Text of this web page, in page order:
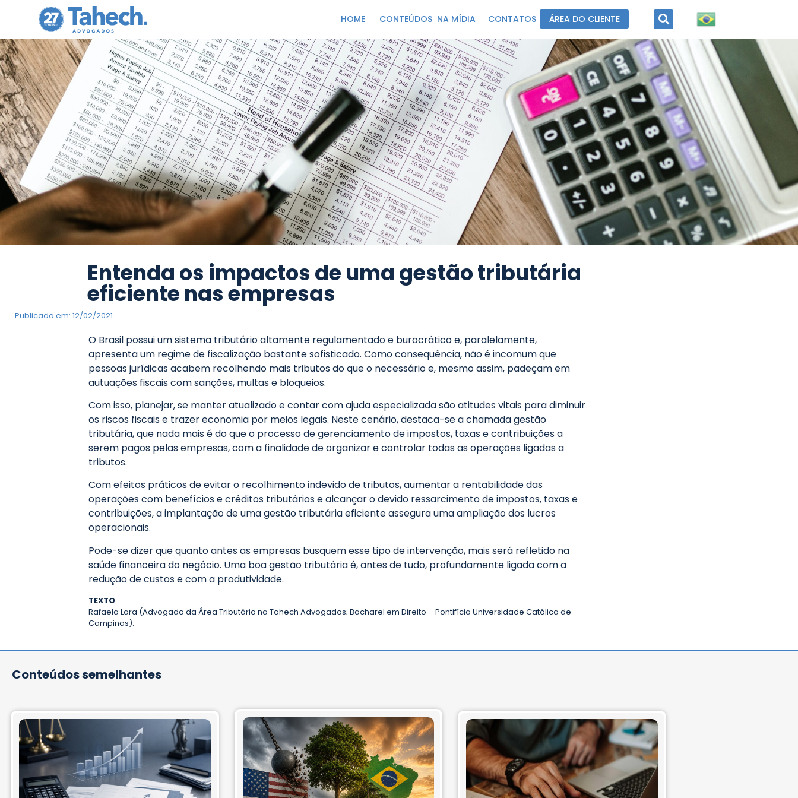
HOME CONTEÚDOS NA MÍDIA CONTATOS ÁREA DO CLIENTE
Entenda os impactos de uma gestão tributária
eficiente nas empresas
Publicado em: 12/02/2021
O Brasil possui um sistema tributário altamente regulamentado e burocrático e, paralelamente,
apresenta um regime de fiscalização bastante sofisticado. Como consequência, não é incomum que
pessoas jurídicas acabem recolhendo mais tributos do que o necessário e, mesmo assim, padeçam em
autuações fiscais com sanções, multas e bloqueios.
Com isso, planejar, se manter atualizado e contar com ajuda especializada são atitudes vitais para diminuir
os riscos fiscais e trazer economia por meios legais. Neste cenário, destaca-se a chamada gestão
tributária, que nada mais é do que o processo de gerenciamento de impostos, taxas e contribuições a
serem pagos pelas empresas, com a finalidade de organizar e controlar todas as operações ligadas a
tributos.
Com efeitos práticos de evitar o recolhimento indevido de tributos, aumentar a rentabilidade das
operações com benefícios e créditos tributários e alcançar o devido ressarcimento de impostos, taxas e
contribuições, a implantação de uma gestão tributária eficiente assegura uma ampliação dos lucros
operacionais.
Pode-se dizer que quanto antes as empresas busquem esse tipo de intervenção, mais será refletido na
saúde financeira do negócio. Uma boa gestão tributária é, antes de tudo, profundamente ligada com a
redução de custos e com a produtividade.
TEXTO
Rafaela Lara (Advogada da Área Tributária na Tahech Advogados; Bacharel em Direito – Pontifícia Universidade Católica de
Campinas).
Conteúdos semelhantes